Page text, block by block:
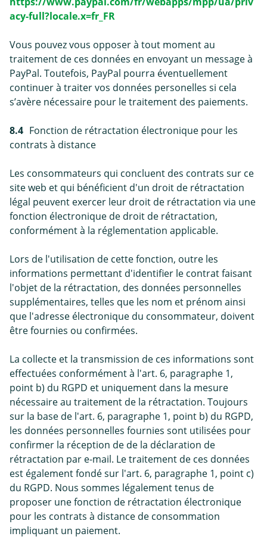
acy-full?locale.x=fr_FR
Vous pouvez vous opposer à tout moment au
traitement de ces données en envoyant un message à
PayPal. Toutefois, PayPal pourra éventuellement
continuer à traiter vos données personelles si cela
s’avère nécessaire pour le traitement des paiements.
8.4 Fonction de rétractation électronique pour les
contrats à distance
Les consommateurs qui concluent des contrats sur ce
site web et qui bénéficient d'un droit de rétractation
légal peuvent exercer leur droit de rétractation via une
fonction électronique de droit de rétractation,
conformément à la réglementation applicable.
Lors de l'utilisation de cette fonction, outre les
informations permettant d'identifier le contrat faisant
l'objet de la rétractation, des données personnelles
supplémentaires, telles que les nom et prénom ainsi
que l'adresse électronique du consommateur, doivent
être fournies ou confirmées.
La collecte et la transmission de ces informations sont
effectuées conformément à l'art. 6, paragraphe 1,
point b) du RGPD et uniquement dans la mesure
nécessaire au traitement de la rétractation. Toujours
sur la base de l'art. 6, paragraphe 1, point b) du RGPD,
les données personnelles fournies sont utilisées pour
confirmer la réception de de la déclaration de
rétractation par e-mail. Le traitement de ces données
est également fondé sur l'art. 6, paragraphe 1, point c)
du RGPD. Nous sommes légalement tenus de
proposer une fonction de rétractation électronique
pour les contrats à distance de consommation
impliquant un paiement.